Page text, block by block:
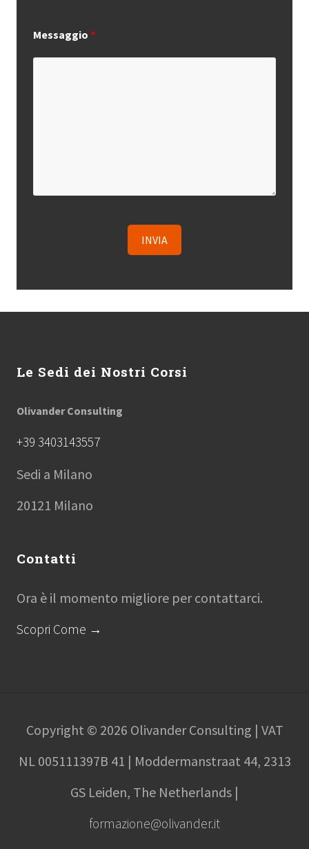
Messaggio *
Le Sedi dei Nostri Corsi
Olivander Consulting
+39 3403143557
Sedi a Milano
20121 Milano
Contatti
Ora è il momento migliore per contattarci.
Scopri Come →
Copyright © 2026 Olivander Consulting | VAT
NL 005111397B 41 | Moddermanstraat 44, 2313
GS Leiden, The Netherlands |
formazione@olivander.it